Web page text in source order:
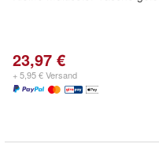
23,97 €
+ 5,95 € Versand